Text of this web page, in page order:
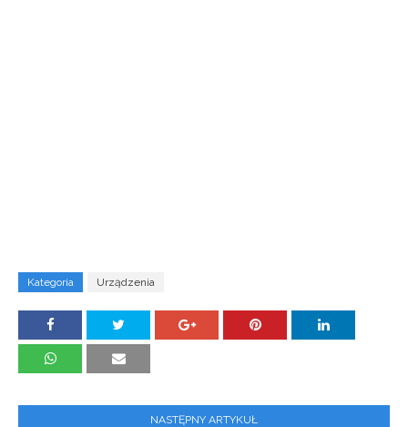
Kategoria Urządzenia
NASTĘPNY ARTYKUŁ